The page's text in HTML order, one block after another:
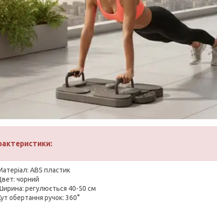
ABS пластик
чорний
регулюється 40-50 см
обертання ручок: 360°